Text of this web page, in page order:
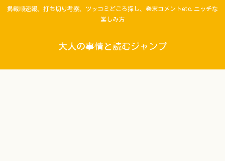
掲載順速報、打ち切り考察、ツッコミどころ探し、巻末コメントetc.ニッチな
楽しみ方
大人の事情と読むジャンプ